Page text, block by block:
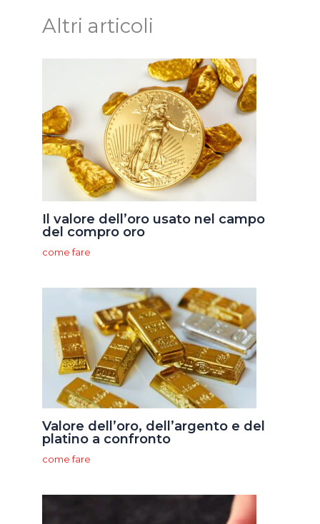
Altri articoli
Il valore dell’oro usato nel campo
del compro oro
come fare
Valore dell’oro, dell’argento e del
platino a confronto
come fare